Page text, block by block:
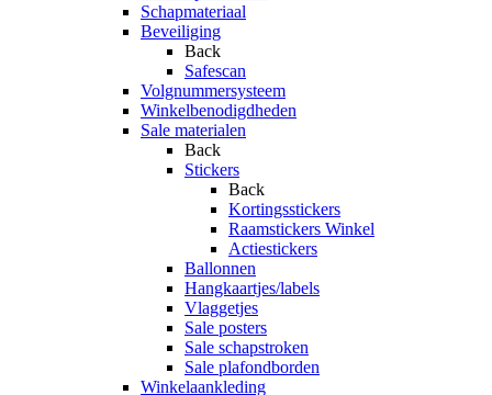
Schapmateriaal
Beveiliging
Back
Safescan
Volgnummersysteem
Winkelbenodigdheden
Sale materialen
Back
Stickers
Back
Kortingsstickers
Raamstickers Winkel
Actiestickers
Ballonnen
Hangkaartjes/labels
Vlaggetjes
Sale posters
Sale schapstroken
Sale plafondborden
Winkelaankleding